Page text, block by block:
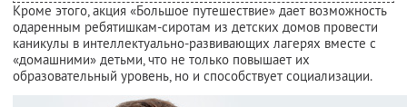
Кроме этого, акция «Большое путешествие» дает возможность
одаренным ребятишкам-сиротам из детских домов провести
каникулы в интеллектуально-развивающих лагерях вместе с
«домашними» детьми, что не только повышает их
образовательный уровень, но и способствует социализации.